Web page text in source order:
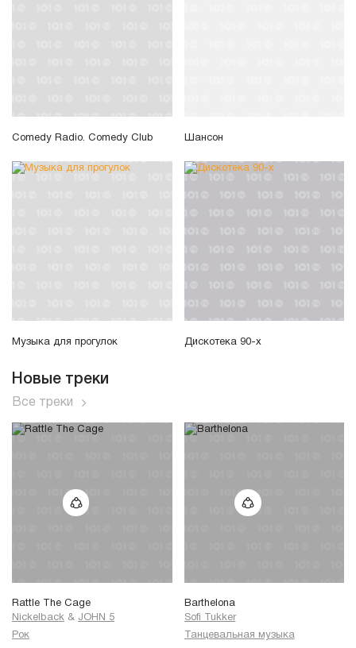
Comedy Radio. Comedy Club Шансон
Музыка для прогулок Дискотека 90-х
Новые треки
Все треки
Rattle The Cage
Nickelback & JOHN 5
Рок
Barthelona
Sofi Tukker
Танцевальная музыка